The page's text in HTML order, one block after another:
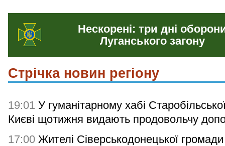
Нескорені: три дні
Луганського загону
Стрічка новин регіону
19:01 У гуманітарному хабі
Києві щотижня видають продовольчу
17:00 Жителі Сіверськодонецької